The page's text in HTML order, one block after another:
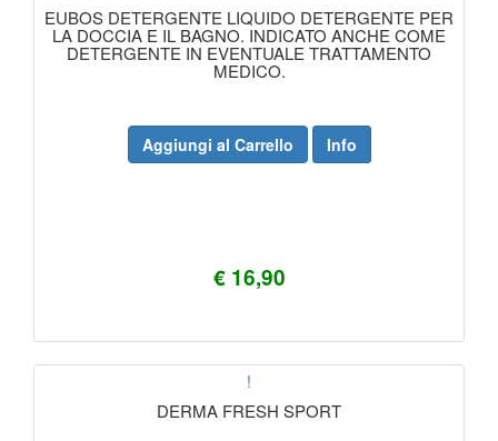
EUBOS DETERGENTE LIQUIDO DETERGENTE PER
LA DOCCIA E IL BAGNO. INDICATO ANCHE COME
DETERGENTE IN EVENTUALE TRATTAMENTO
MEDICO.
€ 16,90
Aggiungi al Carrello Info
!
DERMA FRESH SPORT